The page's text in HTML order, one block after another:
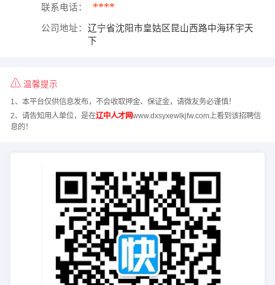
联系电话： ****
公司地址：
辽宁省沈阳市皇姑区昆山西路中海环宇天
下
温馨提示
1、本平台仅供信息发布，不会收取押金、保证金，请微友务必谨慎！
2、请告知用人单位，是在辽中人才网www.dxsyxewlkjfw.com上看到该招聘信
息的！